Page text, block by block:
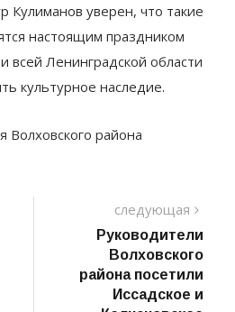
Кулиманов уверен, что такие
настоящим праздником
всей Ленинградской области
культурное наследие.
Волховского района
следующая
Руководители
Волховского
района посетили
Иссадское и